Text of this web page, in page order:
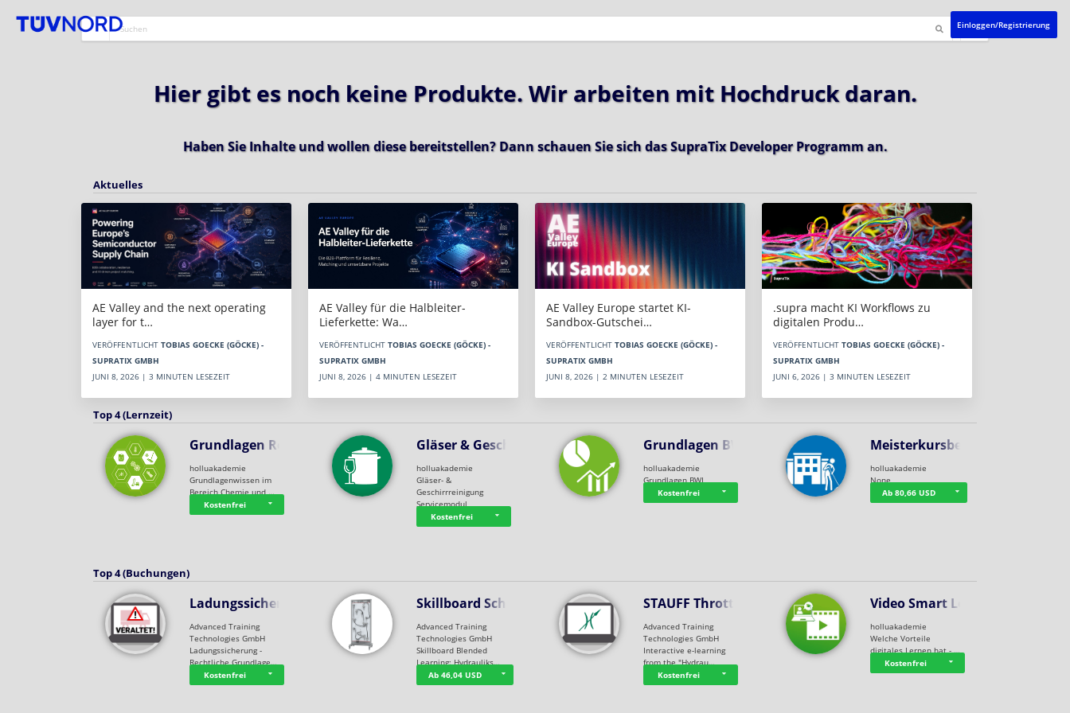
Einloggen/Registrierung
Hier gibt es noch keine Produkte. Wir arbeiten mit Hochdruck daran.
Haben Sie Inhalte und wollen diese bereitstellen? Dann schauen Sie sich dasSupraTix Developer Programman.
Aktuelles
AE Valley and the next operating
layer for t…
VERÖFFENTLICHT TOBIAS GOECKE (GÖCKE) -
SUPRATIX GMBH
JUNI 8, 2026 | 3 MINUTEN LESEZEIT
AE Valley für die Halbleiter-
Lieferkette: Wa…
VERÖFFENTLICHT TOBIAS GOECKE (GÖCKE) -
SUPRATIX GMBH
JUNI 8, 2026 | 4 MINUTEN LESEZEIT
AE Valley Europe startet KI-
Sandbox-Gutschei…
VERÖFFENTLICHT TOBIAS GOECKE (GÖCKE) -
SUPRATIX GMBH
JUNI 8, 2026 | 2 MINUTEN LESEZEIT
.supra macht KI Workflows zu
digitalen Produ…
VERÖFFENTLICHT TOBIAS GOECKE (GÖCKE) -
SUPRATIX GMBH
JUNI 6, 2026 | 3 MINUTEN LESEZEIT
Top 4 (Lernzeit)
Grundlagen Rein…
holluakademie
Grundlagenwissen im
Bereich Chemie und …
Kostenfrei
Gläser & Geschi…
holluakademie
Gläser- &
Geschirrreinigung
Servicemodul
Kostenfrei
Grundlagen BWL
holluakademie
Grundlagen BWL
Kostenfrei
Meisterkursbegl…
holluakademie
None
Ab 80,66 USD
Top 4 (Buchungen)
Ladungssicherung
Advanced Training
Technologies GmbH
Ladungssicherung -
Rechtliche Grundlage…
Kostenfrei
Skillboard Schl…
Advanced Training
Technologies GmbH
Skillboard Blended
Learning: Hydrauliks…
Ab 46,04 USD
STAUFF Throttle…
Advanced Training
Technologies GmbH
Interactive e-learning
from the "Hydrau…
Kostenfrei
Video Smart Lea…
holluakademie
Welche Vorteile
digitales Lernen hat - …
Kostenfrei